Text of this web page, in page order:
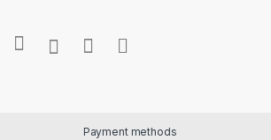
Payment methods